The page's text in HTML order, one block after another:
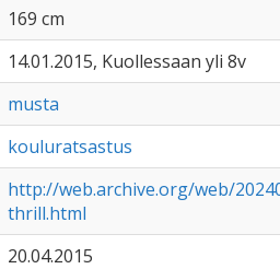
169 cm
14.01.2015, Kuollessaan yli 8v
musta
kouluratsastus
http://web.archive.org/web/
thrill.html
20.04.2015